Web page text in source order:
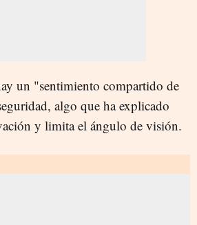
un "sentimiento compartido de
algo que ha explicado
y limita el ángulo de visión.